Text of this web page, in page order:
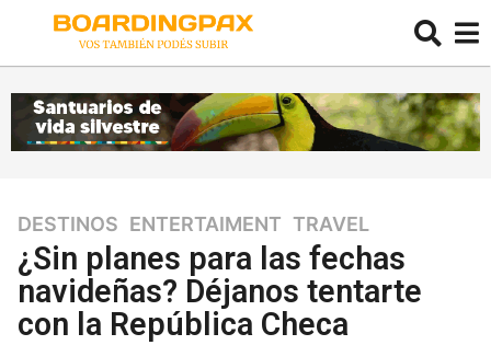
7
a
ñ
o
s
DESTINOS ,ENTERTAIMENT ,TRAVEL
¿Sin planes para las fechas
navideñas? Déjanos tentarte
con la República Checa